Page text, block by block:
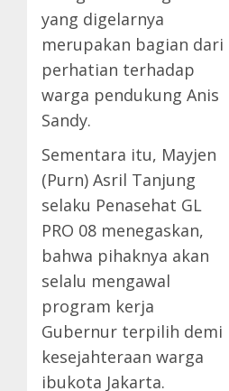
yang digelarnya
merupakan bagian dari
perhatian terhadap
warga pendukung Anis
Sandy.
Sementara itu, Mayjen
(Purn) Asril Tanjung
selaku Penasehat GL
PRO 08 menegaskan,
bahwa pihaknya akan
selalu mengawal
program kerja
Gubernur terpilih demi
kesejahteraan warga
ibukota Jakarta.